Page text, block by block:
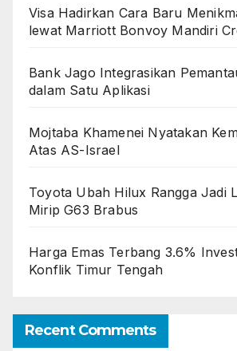
Visa Hadirkan Cara Baru
lewat Marriott Bonvoy Mandiri
Bank Jago Integrasikan
dalam Satu Aplikasi
Mojtaba Khamenei Nyatakan
Atas AS-Israel
Toyota Ubah Hilux Rangga Jadi
Mirip G63 Brabus
Harga Emas Terbang 3.6%
Konflik Timur Tengah
Recent Comments